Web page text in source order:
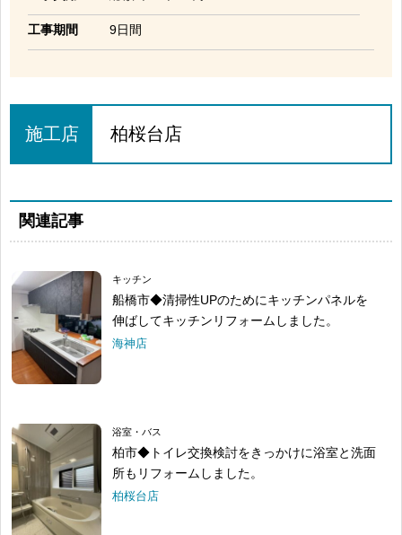
工事期間 9日間
施工店 柏桜台店
関連記事
キッチン
船橋市◆清掃性UPのためにキッチンパネルを
伸ばしてキッチンリフォームしました。
海神店
浴室・バス
柏市◆トイレ交換検討をきっかけに浴室と洗面
所もリフォームしました。
柏桜台店